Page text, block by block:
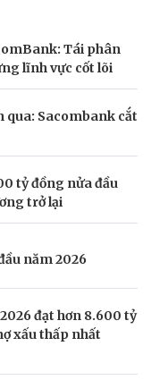
Tái phân
lĩnh vực cốt lõi
qua: Sacombank cắt
tỷ đồng nửa đầu
trở lại
năm 2026
đạt hơn 8.600 tỷ
xấu thấp nhất